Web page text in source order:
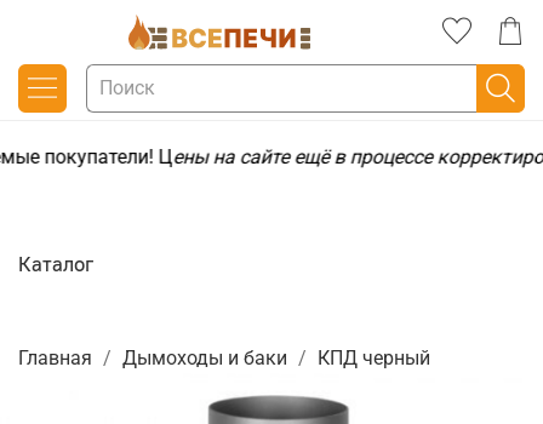
покупатели! Цены на сайте ещё в процессе
Главная Дымоходы и баки КПД черный
Каталог